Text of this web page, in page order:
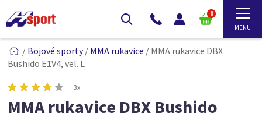
0
/ Bojové sporty/ MMA rukavice / MMA rukavice DBX
Bushido E1V4, vel. L
3x
MMA rukavice DBX Bushido